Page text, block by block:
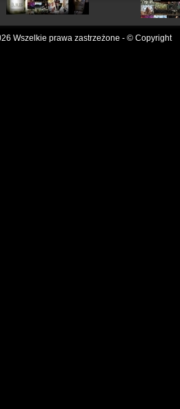
Wszelkie prawa zastrzeżone - © Copyright